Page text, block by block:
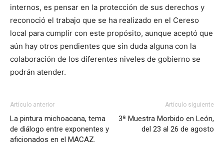
internos, es pensar en la protección de sus derechos y
reconoció el trabajo que se ha realizado en el Cereso
local para cumplir con este propósito, aunque aceptó que
aún hay otros pendientes que sin duda alguna con la
colaboración de los diferentes niveles de gobierno se
podrán atender.
Artículo anterior
La pintura michoacana, tema
de diálogo entre exponentes y
aficionados en el MACAZ.
Artículo siguiente
3ª Muestra Morbido en León,
del 23 al 26 de agosto